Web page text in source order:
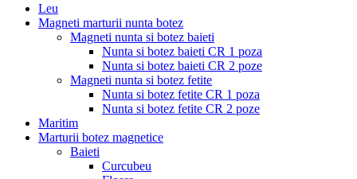
Leu
Magneti marturii nunta botez
Magneti nunta si botez baieti
Nunta si botez baieti CR 1 poza
Nunta si botez baieti CR 2 poze
Magneti nunta si botez fetite
Nunta si botez fetite CR 1 poza
Nunta si botez fetite CR 2 poze
Maritim
Marturii botez magnetice
Baieti
Curcubeu